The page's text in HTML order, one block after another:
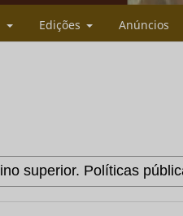
Edições Anúncios